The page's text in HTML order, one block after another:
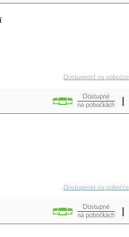
Dostupnost na pobočce
Dostupné
na pobočkách
Dostupnost na pobočce
Dostupné
na pobočkách